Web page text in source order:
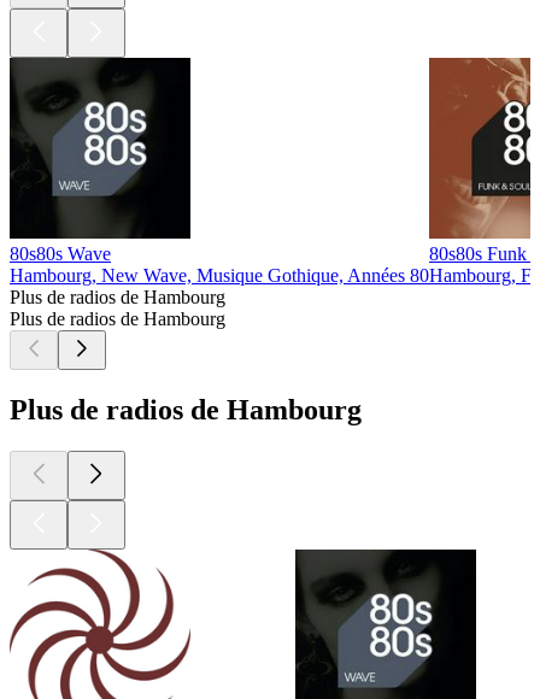
80s80s Wave
Hambourg, New Wave, Musique Gothique, Années 80
80s80s Funk
Hambourg,
Plus de radios de Hambourg
Plus de radios de Hambourg
Plus de radios de Hambourg